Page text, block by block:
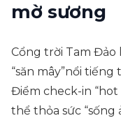
mờ sương
Cổng trời Tam
“săn mây”nổi
Điểm check-in “hot
thể thỏa sức “sống